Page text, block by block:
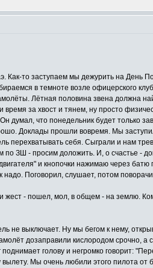
Как-то заступаем мы дежурить на День
в темноте возле офицерского
Лётная половина звена должна
за хвост и тянем, ну просто
думал, что понедельник будет только
Доклады прошли вовремя. Мы
себя. Сыграли и нам
ЗШ - просим доложить. И, о счастье -
и кнопочки нажимаю через
Поговорил, слушает, потом
жест - пошел, мол, в общем - на землю.
не выключает. Ну мы бегом к нему,
дозаправили кислородом срочно,
голову и негромко говорит:
Мы очень любили этого пилота от